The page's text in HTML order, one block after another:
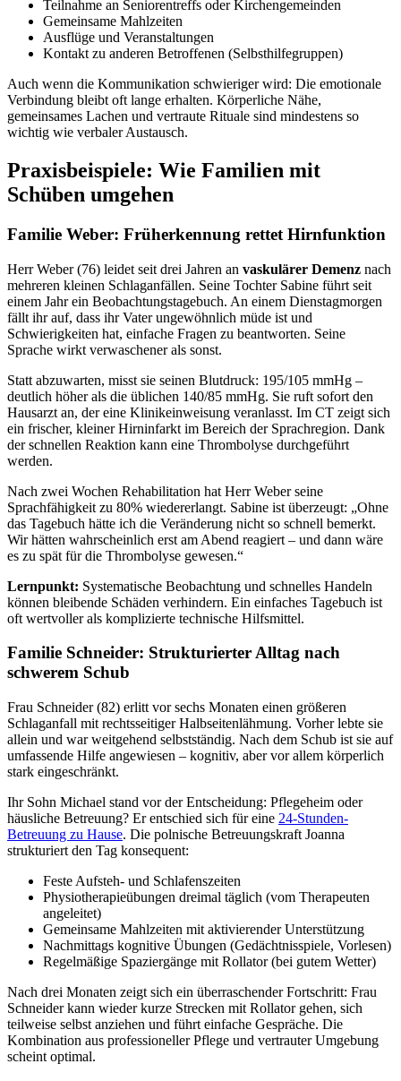
Teilnahme an Seniorentreffs oder Kirchengemeinden
Gemeinsame Mahlzeiten
Ausflüge und Veranstaltungen
Kontakt zu anderen Betroffenen (Selbsthilfegruppen)
Auch wenn die Kommunikation schwieriger wird: Die emotionale
Verbindung bleibt oft lange erhalten. Körperliche Nähe,
gemeinsames Lachen und vertraute Rituale sind mindestens so
wichtig wie verbaler Austausch.
Praxisbeispiele: Wie Familien mit
Schüben umgehen
Familie Weber: Früherkennung rettet Hirnfunktion
Herr Weber (76) leidet seit drei Jahren an vaskulärer Demenz nach
mehreren kleinen Schlaganfällen. Seine Tochter Sabine führt seit
einem Jahr ein Beobachtungstagebuch. An einem Dienstagmorgen
fällt ihr auf, dass ihr Vater ungewöhnlich müde ist und
Schwierigkeiten hat, einfache Fragen zu beantworten. Seine
Sprache wirkt verwaschener als sonst.
Statt abzuwarten, misst sie seinen Blutdruck: 195/105 mmHg –
deutlich höher als die üblichen 140/85 mmHg. Sie ruft sofort den
Hausarzt an, der eine Klinikeinweisung veranlasst. Im CT zeigt sich
ein frischer, kleiner Hirninfarkt im Bereich der Sprachregion. Dank
der schnellen Reaktion kann eine Thrombolyse durchgeführt
werden.
Nach zwei Wochen Rehabilitation hat Herr Weber seine
Sprachfähigkeit zu 80% wiedererlangt. Sabine ist überzeugt: „Ohne
das Tagebuch hätte ich die Veränderung nicht so schnell bemerkt.
Wir hätten wahrscheinlich erst am Abend reagiert – und dann wäre
es zu spät für die Thrombolyse gewesen.“
Lernpunkt: Systematische Beobachtung und schnelles Handeln
können bleibende Schäden verhindern. Ein einfaches Tagebuch ist
oft wertvoller als komplizierte technische Hilfsmittel.
Familie Schneider: Strukturierter Alltag nach
schwerem Schub
Frau Schneider (82) erlitt vor sechs Monaten einen größeren
Schlaganfall mit rechtsseitiger Halbseitenlähmung. Vorher lebte sie
allein und war weitgehend selbstständig. Nach dem Schub ist sie auf
umfassende Hilfe angewiesen – kognitiv, aber vor allem körperlich
stark eingeschränkt.
Ihr Sohn Michael stand vor der Entscheidung: Pflegeheim oder
häusliche Betreuung? Er entschied sich für eine 24-Stunden-
Betreuung zu Hause. Die polnische Betreuungskraft Joanna
strukturiert den Tag konsequent:
Feste Aufsteh- und Schlafenszeiten
Physiotherapieübungen dreimal täglich (vom Therapeuten
angeleitet)
Gemeinsame Mahlzeiten mit aktivierender Unterstützung
Nachmittags kognitive Übungen (Gedächtnisspiele, Vorlesen)
Regelmäßige Spaziergänge mit Rollator (bei gutem Wetter)
Nach drei Monaten zeigt sich ein überraschender Fortschritt: Frau
Schneider kann wieder kurze Strecken mit Rollator gehen, sich
teilweise selbst anziehen und führt einfache Gespräche. Die
Kombination aus professioneller Pflege und vertrauter Umgebung
scheint optimal.